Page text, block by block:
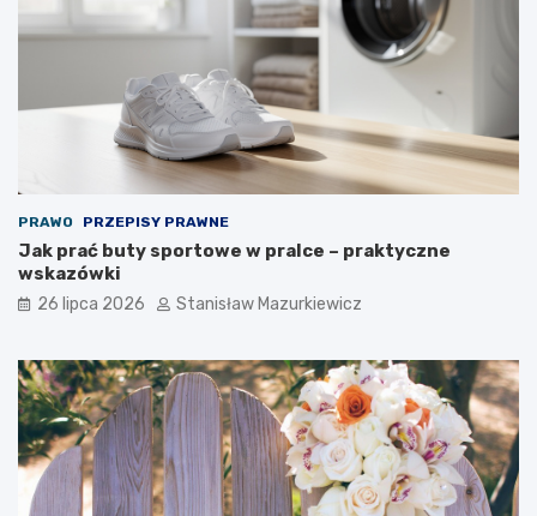
PRAWO PRZEPISY PRAWNE
Jak prać buty sportowe w pralce – praktyczne
wskazówki
26 lipca 2026 Stanisław Mazurkiewicz